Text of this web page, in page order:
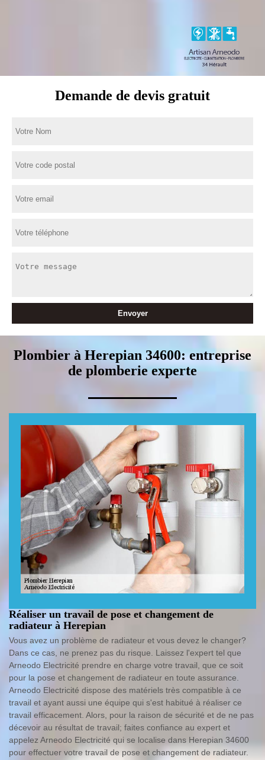
Demande de devis gratuit
Plombier à Herepian 34600: entreprise
de plomberie experte
Réaliser un travail de pose et changement de
radiateur à Herepian
Vous avez un problème de radiateur et vous devez le changer?
Dans ce cas, ne prenez pas du risque. Laissez l'expert tel que
Arneodo Electricité prendre en charge votre travail, que ce soit
pour la pose et changement de radiateur en toute assurance.
Arneodo Electricité dispose des matériels très compatible à ce
travail et ayant aussi une équipe qui s'est habitué à réaliser ce
travail efficacement. Alors, pour la raison de sécurité et de ne pas
décevoir au résultat de travail; faites confiance au expert et
appelez Arneodo Electricité qui se localise dans Herepian 34600
pour effectuer votre travail de pose et changement de radiateur.